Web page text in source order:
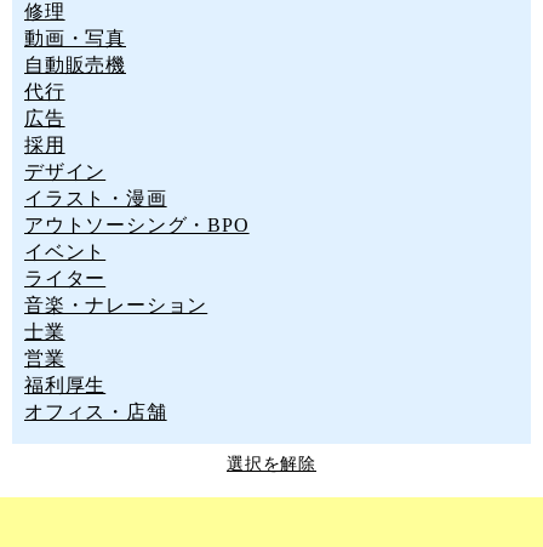
修理
動画・写真
自動販売機
代行
広告
採用
デザイン
イラスト・漫画
アウトソーシング・BPO
イベント
ライター
音楽・ナレーション
士業
営業
福利厚生
オフィス・店舗
選択を解除